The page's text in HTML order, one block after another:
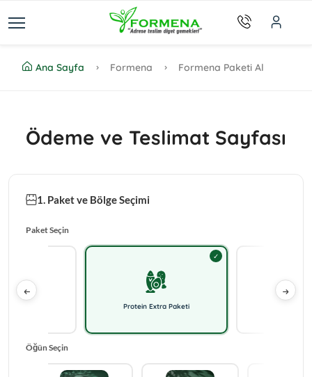
Ana Sayfa Formena Formena Paketi Al
Ödeme ve Teslimat Sayfası
1. Paket ve Bölge Seçimi
Paket Seçin
Protein Extra Paketi
Öğün Seçin